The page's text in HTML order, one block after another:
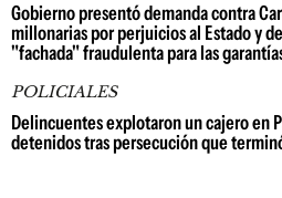
Gobierno presentó demanda contra
millonarias por perjuicios al Estado y
"fachada" fraudulenta para las
POLICIALES
Delincuentes explotaron un cajero en
detenidos tras persecución que